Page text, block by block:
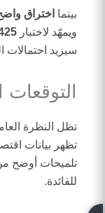
بينما اختراق واضح
ويمهّد لاختبار
سيزيد احتمالات
التوقعات
تظل النظرة
تظهر بيانات
تلميحات أوضح
للفائدة.